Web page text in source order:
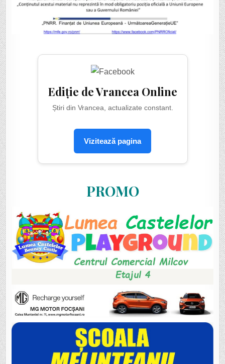
Ediție de Vrancea Online
Știri din Vrancea, actualizate constant.
Vizitează pagina
PROMO